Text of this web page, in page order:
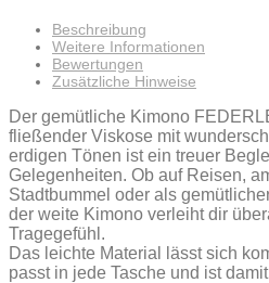
Beschreibung
Weitere Informationen
Bewertungen
Zusätzliche Hinweise
Der gemütliche Kimono
fließender Viskose mit
erdigen Tönen ist ein treuer
Gelegenheiten. Ob auf Reisen,
Stadtbummel oder als
der weite Kimono verleiht dir
Tragegefühl.
Das leichte Material lässt sich
passt in jede Tasche und ist